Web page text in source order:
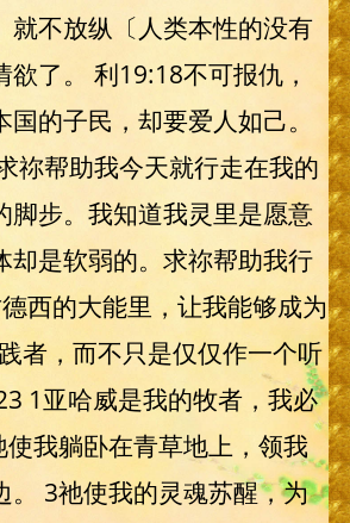
就不放纵〔人类本性的没有
了。 利19:18不可报仇，
的子民，却要爱人如己。
祢帮助我今天就行走在我的
脚步。我知道我灵里是愿意
却是软弱的。求祢帮助我行
西的大能里，让我能够成为
者，而不只是仅仅作一个听
1亚哈威是我的牧者，我必
我躺卧在青草地上，领我
。 3祂使我的灵魂苏醒，为